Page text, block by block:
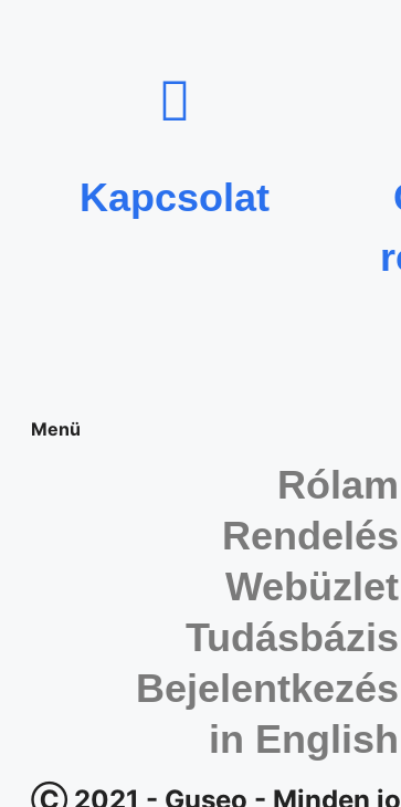
Kapcsolat
Menü
Rólam
Rendelés
Webüzlet
Tudásbázis
Bejelentkezés
in English
Ⓒ 2021 - Guseo - Minden